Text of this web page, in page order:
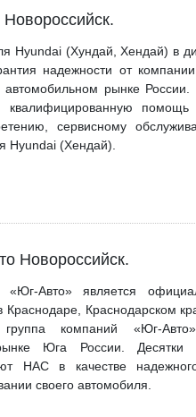
Hyundai (Хундай, Хендай) в
надежности от
рынке
квалифицированную помощь
сервисному
Hyundai (Хендай).
Новороссийск.
«Юг-Авто» является
Краснодаре, Краснодарском
компаний «Юг-
Юга России. Десятки
НАС в качестве
своего автомобиля.